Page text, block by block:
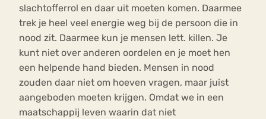
slachtofferrol en daar uit moeten komen. Daarmee
trek je heel veel energie weg bij de persoon die in
nood zit. Daarmee kun je mensen lett. killen. Je
kunt niet over anderen oordelen en je moet hen
een helpende hand bieden. Mensen in nood
zouden daar niet om hoeven vragen, maar juist
aangeboden moeten krijgen. Omdat we in een
maatschappij leven waarin dat niet